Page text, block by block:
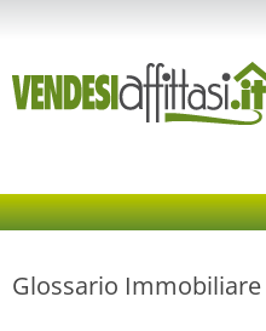
Glossario Immobiliare